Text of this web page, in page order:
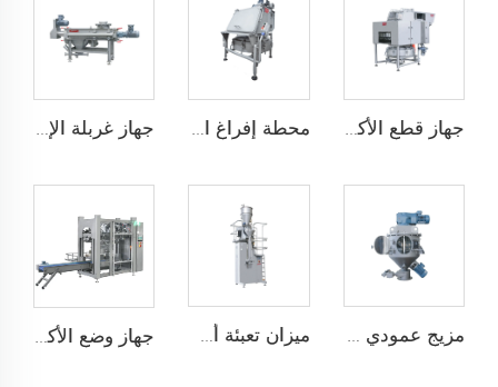
جهاز قطع الأكياس تلقائيًا محطة إفراغ الأكياس جهاز غربلة الإعصار
جهاز وضع الأكياس تلقائيًا JCN-G1-1A